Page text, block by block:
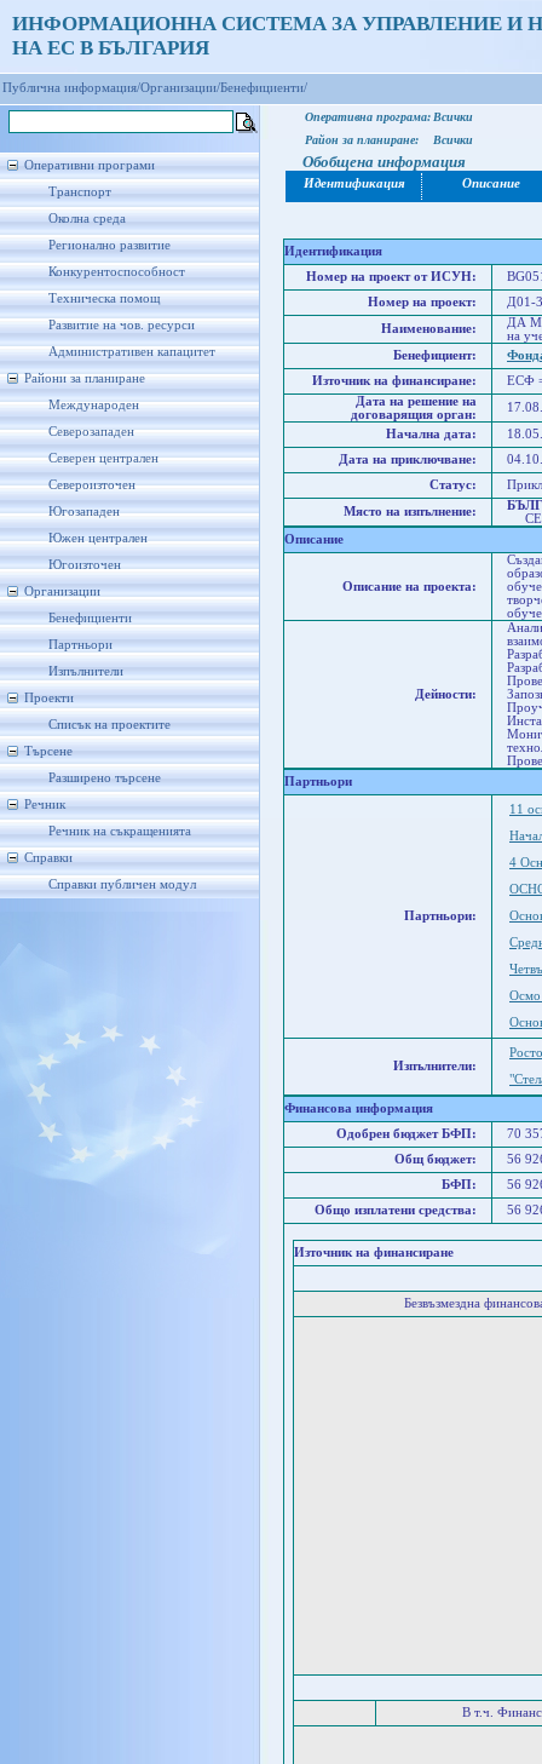
ИНФОРМАЦИОННА СИСТЕМА ЗА УПРАВЛЕНИЕ И
НА ЕС В БЪЛГАРИЯ
Публична информация/Организации/Бенефициенти/
Оперативни програми
Транспорт
Околна среда
Регионално развитие
Конкурентоспособност
Техническа помощ
Развитие на чов. ресурси
Административен капацитет
Райони за планиране
Международен
Северозападен
Северен централен
Североизточен
Югозападен
Южен централен
Югоизточен
Организации
Бенефициенти
Партньори
Изпълнители
Проекти
Списък на проектите
Търсене
Разширено търсене
Речник
Речник на съкращенията
Справки
Справки публичен модул
Оперативна програма: Всички
Район за планиране:
Всички
Обобщена информация
Идентификация Описание
Идентификация
Номер на проект от ИСУН:
Номер на проект:
Д01-
Наименование:
ДА
на
Бенефициент:
Източник на финансиране:
ЕСФ
Дата на решение на
договарящия орган:
Начална дата:
Дата на приключване:
Статус:
Място на изпълнение:
Описание
Описание на проекта:
Дейности:
Партньори
Партньори:
11
4
Осмо
Изпълнители:
Финансова информация
Одобрен бюджет БФП:
70
Общ бюджет:
56
БФП:
56
Общо изплатени средства:
56
Източник на финансиране
Безвъзмездна
В т.ч.